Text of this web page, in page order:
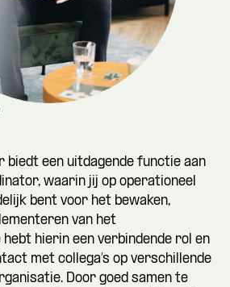
biedt een uitdagende functie aan
waarin jij op operationeel
bent voor het bewaken,
van het
hebt hierin een verbindende rol en
met collega’s op verschillende
Door goed samen te